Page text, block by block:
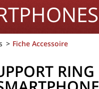
Fiche Accessoire
RING